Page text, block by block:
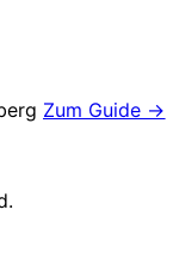
Zum Guide →